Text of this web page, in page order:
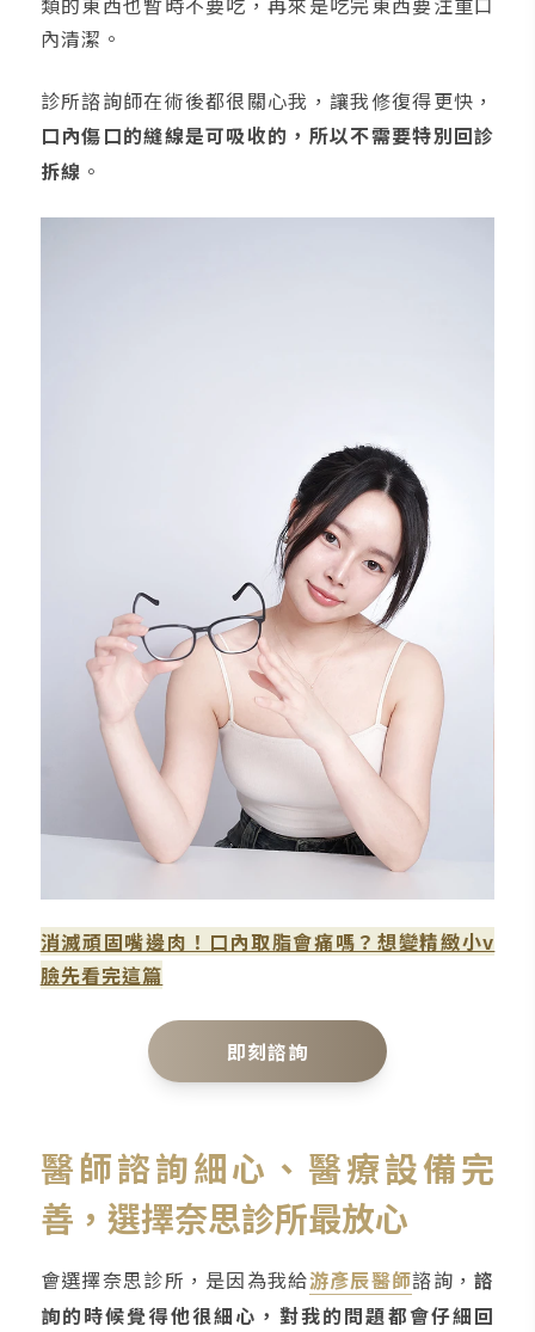
內清潔。
診所諮詢師在術後都很關心我，讓我修復得更快，
口內傷口的縫線是可吸收的，所以不需要特別回診
拆線 。
消滅頑固嘴邊肉！口內取脂會痛嗎？想變精緻小v
臉先看完這篇
即刻諮詢
醫師諮詢細心、醫療設備完
善，選擇奈思診所最放心
會選擇奈思診所，是因為我給游彥辰醫師諮詢，諮
詢的時候覺得他很細心，對我的問題都會仔細回